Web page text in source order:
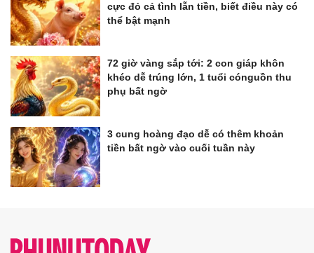
cực đỏ cả tình lẫn tiền, biết điều này có
thể bật mạnh
72 giờ vàng sắp tới: 2 con giáp khôn
khéo dễ trúng lớn, 1 tuổi cónguồn thu
phụ bất ngờ
3 cung hoàng đạo dễ có thêm khoản
tiền bất ngờ vào cuối tuần này